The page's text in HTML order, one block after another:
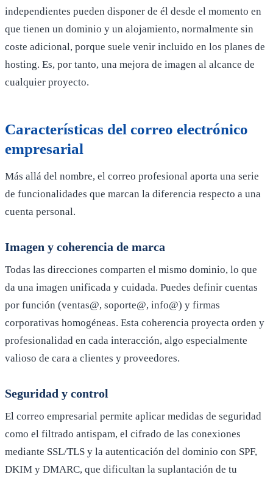
independientes pueden disponer de él desde el momento en
que tienen un dominio y un alojamiento, normalmente sin
coste adicional, porque suele venir incluido en los planes de
hosting. Es, por tanto, una mejora de imagen al alcance de
cualquier proyecto.
Características del correo electrónico
empresarial
Más allá del nombre, el correo profesional aporta una serie
de funcionalidades que marcan la diferencia respecto a una
cuenta personal.
Imagen y coherencia de marca
Todas las direcciones comparten el mismo dominio, lo que
da una imagen unificada y cuidada. Puedes definir cuentas
por función (ventas@, soporte@, info@) y firmas
corporativas homogéneas. Esta coherencia proyecta orden y
profesionalidad en cada interacción, algo especialmente
valioso de cara a clientes y proveedores.
Seguridad y control
El correo empresarial permite aplicar medidas de seguridad
como el filtrado antispam, el cifrado de las conexiones
mediante SSL/TLS y la autenticación del dominio con SPF,
DKIM y DMARC, que dificultan la suplantación de tu